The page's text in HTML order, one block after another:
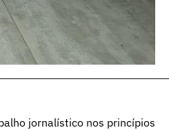
jornalístico nos princípios